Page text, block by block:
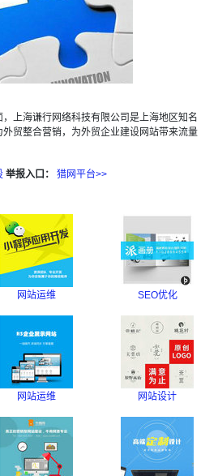
上海谦行网络科技有限公司是上海地区知名
贸整合营销，为外贸企业建设网站带来流量
举报入口： 猎网平台>>
网站运维 SEO优化
网站运维 网站设计